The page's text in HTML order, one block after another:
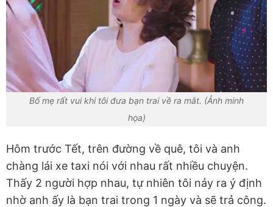
Bố mẹ rất vui khi tôi đưa bạn trai về ra mắt. (Ảnh minh
họa)
Hôm trước Tết, trên đường về quê, tôi và anh
chàng lái xe taxi nói với nhau rất nhiều chuyện.
Thấy 2 người hợp nhau, tự nhiên tôi nảy ra ý định
nhờ anh ấy là bạn trai trong 1 ngày và sẽ trả công.